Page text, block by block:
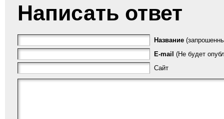
Написать ответ
Название
E-mail (Не будет
Сайт